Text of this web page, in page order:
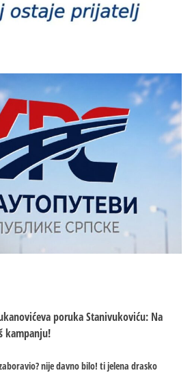
poruka Stanivukoviću: Na
kampanju!
nije davno bilo! ti jelena drasko